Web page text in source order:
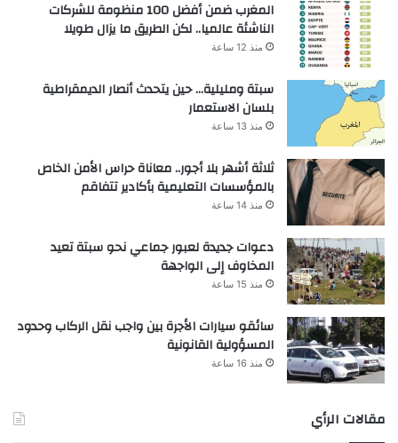
المغرب ضمن أفضل 100 منظومة للشركات
الناشئة عالميا.. لكن الطريق ما يزال طويلا
منذ 12 ساعة
سبتة ومليلية… حين يتحدث أنصار الديمقراطية
بلسان الاستعمار
منذ 13 ساعة
ثلاثة أشهر بلا أجور.. معاناة حراس الأمن الخاص
بالمؤسسات التعليمية بأكادير تتفاقم
منذ 14 ساعة
دعوات جديدة لعبور جماعي نحو سبتة تعيد
المخاوف إلى الواجهة
منذ 15 ساعة
سائقو سيارات الأجرة بين واجب نقل الركاب وحدود
المسؤولية القانونية
منذ 16 ساعة
مقالات الرأي